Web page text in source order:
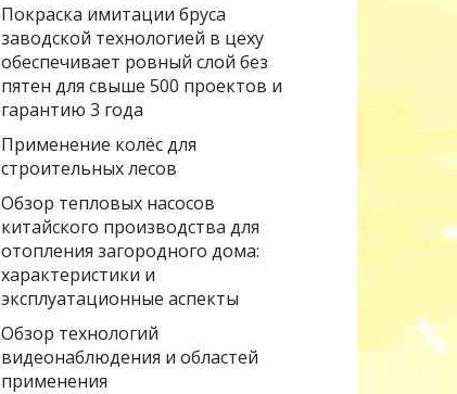
Покраска имитации бруса
заводской технологией в цеху
обеспечивает ровный слой без
пятен для свыше 500 проектов и
гарантию 3 года
Применение колёс для
строительных лесов
Обзор тепловых насосов
китайского производства для
отопления загородного дома:
характеристики и
эксплуатационные аспекты
Обзор технологий
видеонаблюдения и областей
применения